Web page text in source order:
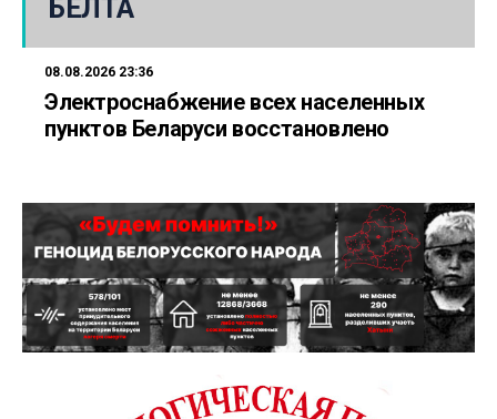
БЕЛТА
08.08.2026 23:36
Электроснабжение всех населенных
пунктов Беларуси восстановлено